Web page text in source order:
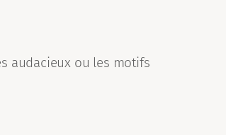
audacieux ou les motifs